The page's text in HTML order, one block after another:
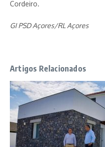
Cordeiro.
GI PSD Açores/RL Açores
Artigos Relacionados